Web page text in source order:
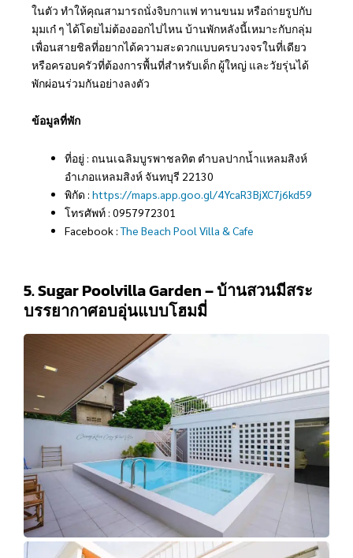
ในตัว ทำให้คุณสามารถนั่งจิบกาแฟ ทานขนม หรือถ่ายรูปกับ
มุมเก๋ ๆ ได้โดยไม่ต้องออกไปไหน บ้านพักหลังนี้เหมาะกับกลุ่ม
เพื่อนสายชิลที่อยากได้ความสะดวกแบบครบวงจรในที่เดียว
หรือครอบครัวที่ต้องการพื้นที่สำหรับเด็ก ผู้ใหญ่ และวัยรุ่นได้
พักผ่อนร่วมกันอย่างลงตัว
ข้อมูลที่พัก
ที่อยู่ : ถนนเฉลิมบูรพาชลทิต ตำบลปากน้ำแหลมสิงห์
อำเภอแหลมสิงห์ จันทบุรี 22130
พิกัด : https://maps.app.goo.gl/4YcaR3BjXC7j6kd59
โทรศัพท์ : 0957972301
Facebook :The Beach Pool Villa & Cafe
5. Sugar Poolvilla Garden – บ้านสวนมีสระ
บรรยากาศอบอุ่นแบบโฮมมี่